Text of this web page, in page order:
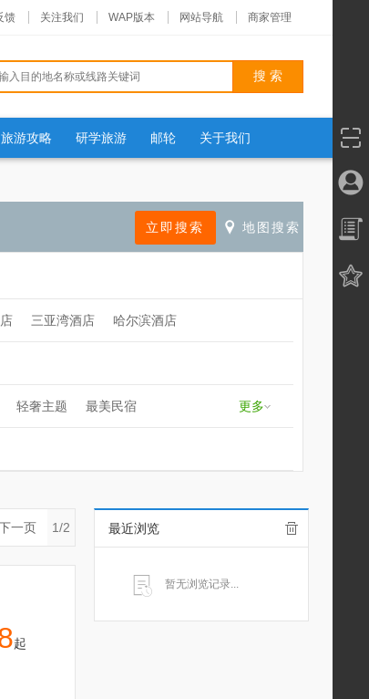
馈 关注我们 WAP版本 网站导航 商家管理
旅游攻略 研学旅游 邮轮 关于我们
三亚湾酒店 哈尔滨酒店
轻奢主题 最美民宿 更多
一页 1/2
起
最近浏览
暂无浏览记录...